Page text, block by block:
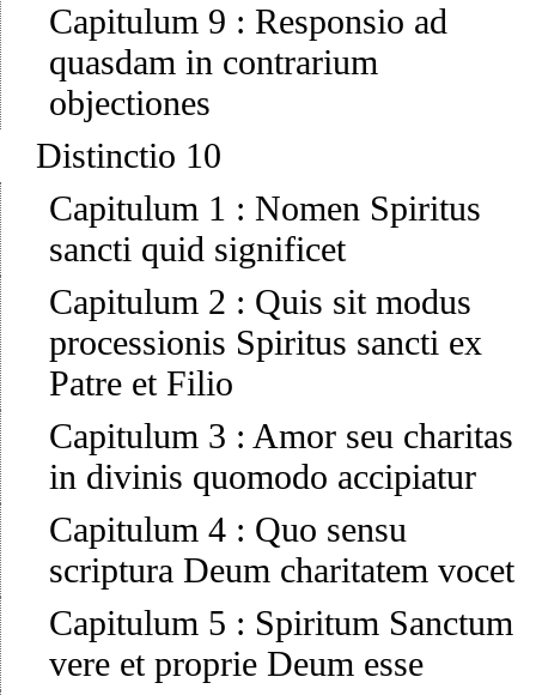
Capitulum 9 : Responsio ad
quasdam in contrarium
objectiones
Distinctio 10
Capitulum 1 : Nomen Spiritus
sancti quid significet
Capitulum 2 : Quis sit modus
processionis Spiritus sancti ex
Patre et Filio
Capitulum 3 : Amor seu charitas
in divinis quomodo accipiatur
Capitulum 4 : Quo sensu
scriptura Deum charitatem vocet
Capitulum 5 : Spiritum Sanctum
vere et proprie Deum esse